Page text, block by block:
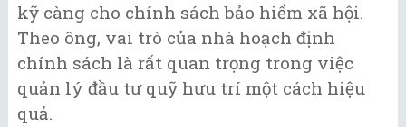
kỹ càng cho chính sách bảo hiểm xã hội.
Theo ông, vai trò của nhà hoạch định
chính sách là rất quan trọng trong việc
quản lý đầu tư quỹ hưu trí một cách hiệu
quả.